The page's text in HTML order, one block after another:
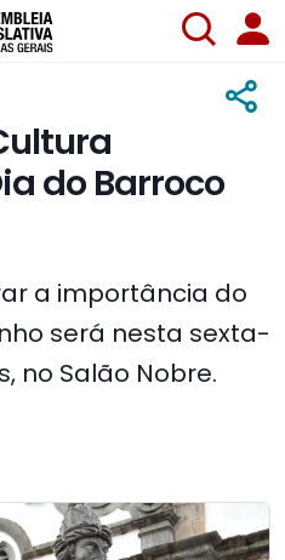
do Barroco
a importância do
será nesta sexta-
no Salão Nobre.